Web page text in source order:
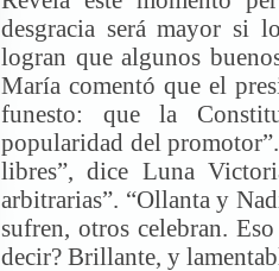
desgracia será mayor si
logran que algunos
María comentó que el
funesto: que la
popularidad del
libres”, dice Luna
arbitrarias”. “Ollanta y
sufren, otros celebran.
decir? Brillante, y